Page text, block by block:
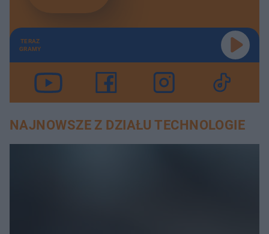
TERAZ
GRAMY
NAJNOWSZE Z DZIAŁU TECHNOLOGIE